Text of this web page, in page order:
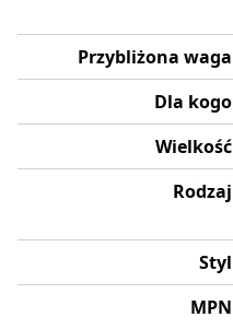
Przybliżona waga
Dla kogo
Wielkość
Rodzaj
Styl
MPN